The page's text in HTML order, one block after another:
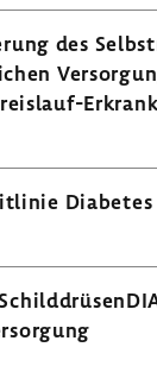
des
Diabetes